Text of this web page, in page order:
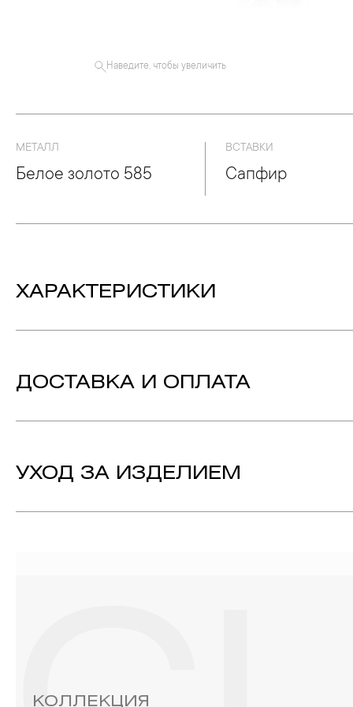
Наведите, чтобы увеличить
МЕТАЛЛ
Белое золото 585
ВСТАВКИ
Сапфир
ХАРАКТЕРИСТИКИ
Технология: Эмаль, Родирование
ДОСТАВКА И ОПЛАТА
УХОД ЗА ИЗДЕЛИЕМ
КОЛЛЕКЦИЯ